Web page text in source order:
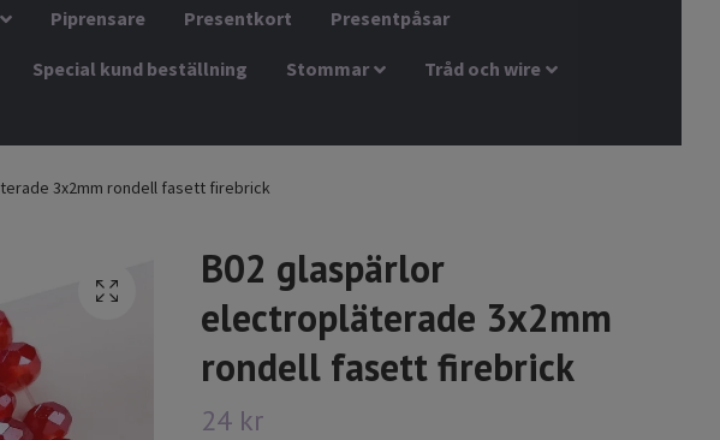
Piprensare Presentkort Presentpåsar
Special kund beställning Stommar Tråd och wire
3x2mm rondell fasett firebrick
B02 glaspärlor
electropläterade 3x2mm
rondell fasett firebrick
24 kr